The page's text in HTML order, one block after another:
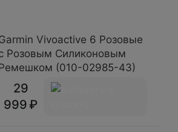
Vivoactive 6 Розовые
Розовым Силиконовым
(010-02985-43)
29
999